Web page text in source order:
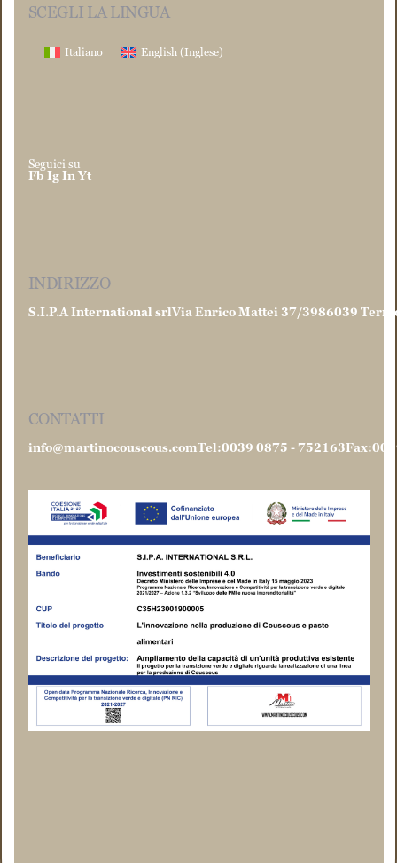
SCEGLI LA LINGUA
Italiano English(Inglese)
Seguici su
Fb Ig In Yt
INDIRIZZO
S.I.P.A International srlVia Enrico Mattei 37/3986039
CONTATTI
info@martinocouscous.comTel:0039 0875 - 752163